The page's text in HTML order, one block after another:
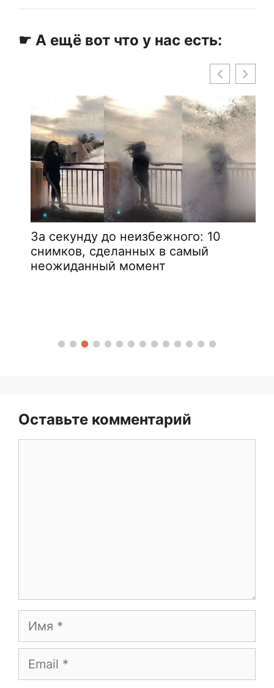
☛ А ещё вот что у нас есть:
За секунду до неизбежного: 10
снимков, сделанных в самый
неожиданный момент
Оставьте комментарий
Имя
Email